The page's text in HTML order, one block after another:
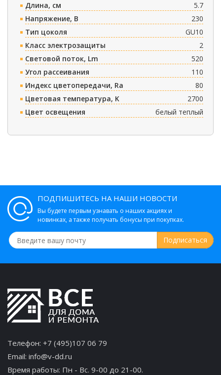
Длина, см
5.7
Напряжение, В
230
Тип цоколя
GU10
Класс электрозащиты
2
Световой поток, Lm
520
Угол рассеивания
110
Индекс цветопередачи, Ra
80
Цветовая температура, K
2700
Цвет освещения
белый теплый
ПОДПИШИТЕСЬ НА НАШИ НОВОСТИ
Вы будете первым узнавать о наших акциях и
новинках, а также получать бонусы при покупках.
Телефон: +7 (495)107 06 79
Email: info@v-dd.ru
Время работы: Пн - Вс. 9-00 до 21-00.